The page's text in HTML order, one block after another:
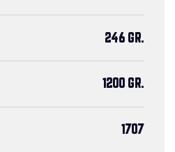
246 GR.
1200 GR.
1707